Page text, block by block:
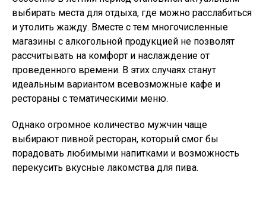
выбирать места для отдыха, где можно расслабиться
и утолить жажду. Вместе с тем многочисленные
магазины с алкогольной продукцией не позволят
рассчитывать на комфорт и наслаждение от
проведенного времени. В этих случаях станут
идеальным вариантом всевозможные кафе и
рестораны с тематическими меню.
Однако огромное количество мужчин чаще
выбирают пивной ресторан, который смог бы
порадовать любимыми напитками и возможность
перекусить вкусные лакомства для пива.